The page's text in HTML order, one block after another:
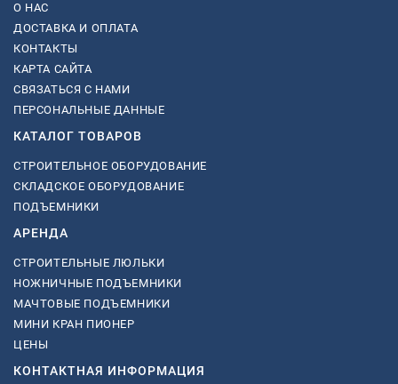
О НАС
ДОСТАВКА И ОПЛАТА
КОНТАКТЫ
КАРТА САЙТА
СВЯЗАТЬСЯ С НАМИ
ПЕРСОНАЛЬНЫЕ ДАННЫЕ
КАТАЛОГ ТОВАРОВ
СТРОИТЕЛЬНОЕ ОБОРУДОВАНИЕ
СКЛАДСКОЕ ОБОРУДОВАНИЕ
ПОДЪЕМНИКИ
АРЕНДА
СТРОИТЕЛЬНЫЕ ЛЮЛЬКИ
НОЖНИЧНЫЕ ПОДЪЕМНИКИ
МАЧТОВЫЕ ПОДЪЕМНИКИ
МИНИ КРАН ПИОНЕР
ЦЕНЫ
КОНТАКТНАЯ ИНФОРМАЦИЯ